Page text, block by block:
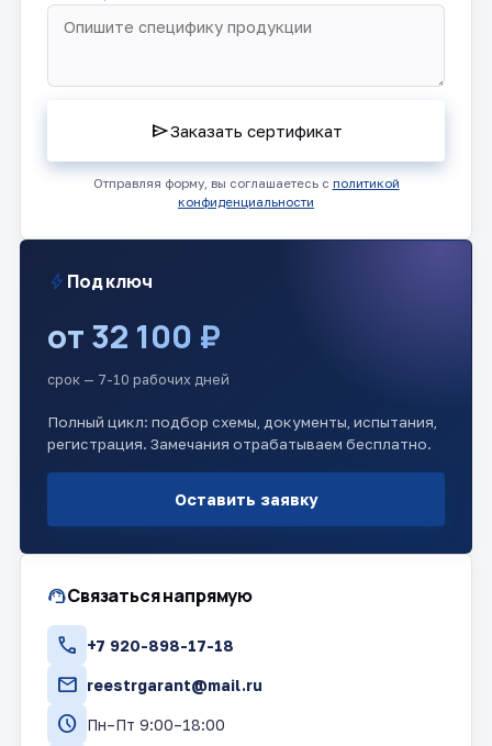
sendЗаказать сертификат
Отправляя форму, вы соглашаетесь с политикой
конфиденциальности
boltПод ключ
от 32 100 ₽
срок — 7-10 рабочих дней
Полный цикл: подбор схемы, документы, испытания,
регистрация. Замечания отрабатываем бесплатно.
Оставить заявку
support_agentСвязаться напрямую
call +7 920-898-17-18
mail reestrgarant@mail.ru
schedule Пн–Пт 9:00–18:00